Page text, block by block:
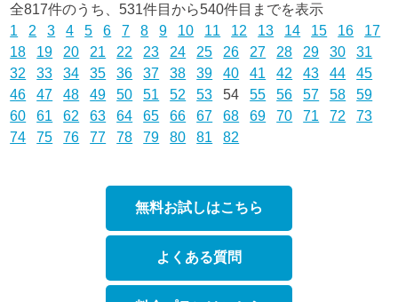
全817件のうち、531件目から540件目までを表示
1
2 3 4 5 6 7 8 9 10 11 12 13 14 15 16
17
18
19 20 21 22 23 24 25 26 27 28 29 30
31
32
33 34 35 36 37 38 39 40 41 42 43 44
45
46
47 48 49 50 51 52 53 5455 56 57 58
59
60
61 62 63 64 65 66 67 68 69 70 71 72
73
74
75 76 77 78 79 80 81 82
無料お試しはこちら
よくある質問